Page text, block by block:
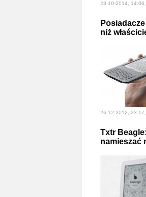
23-10-2014, 14:06,
niż
26-12-2012,
Txtr
namieszać